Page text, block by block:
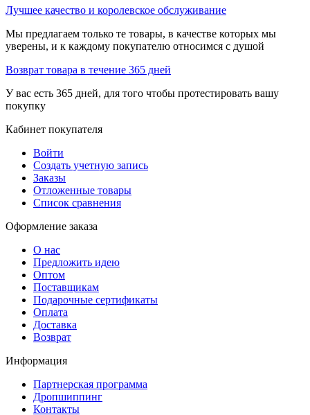
Лучшее качество и королевское обслуживание
Мы предлагаем только те товары, в качестве которых мы
уверены, и к каждому покупателю относимся с душой
Возврат товара в течение 365 дней
У вас есть 365 дней, для того чтобы протестировать вашу
покупку
Кабинет покупателя
Войти
Создать учетную запись
Заказы
Отложенные товары
Список сравнения
Оформление заказа
О нас
Предложить идею
Оптом
Поставщикам
Подарочные сертификаты
Оплата
Доставка
Возврат
Информация
Партнерская программа
Дропшиппинг
Контакты